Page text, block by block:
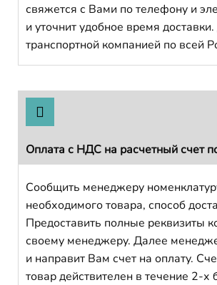
свяжется с Вами по телефону и
и уточнит удобное время
транспортной компанией по всей
Оплата с НДС на расчетный счет
Сообщить менеджеру
необходимого товара, способ
Предоставить полные реквизиты
своему менеджеру. Далее
и направит Вам счет на оплату.
товар действителен в течение 2-х